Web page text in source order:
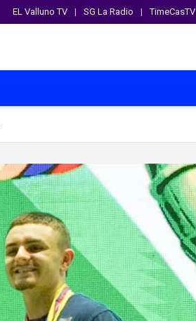
EL Valluno TV SG La Radio TimeCasTV